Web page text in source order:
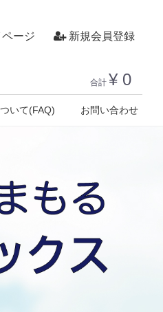
ページ 新規会員登録
いて(FAQ) お問い合わせ
合計 ¥ 0